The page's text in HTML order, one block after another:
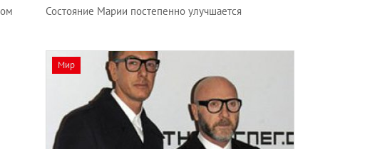
Состояние Марии постепенно улучшается
Мир